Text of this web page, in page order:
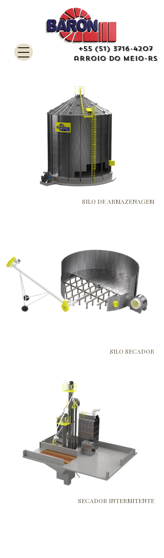
+55 (51) 3716-4207
arroio do meio-rs
SILO DE ARMAZENAGEM
SILO SECADOR
SECADOR INTERMITENTE